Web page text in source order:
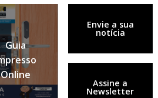
Guia
Online
Envie a sua
notícia
Assine a
Newsletter